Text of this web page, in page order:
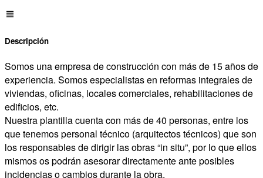
Descripción
Somos una empresa de construcción con más de 15 años de
experiencia. Somos especialistas en reformas integrales de
viviendas, oficinas, locales comerciales, rehabilitaciones de
edificios, etc.
Nuestra plantilla cuenta con más de 40 personas, entre los
que tenemos personal técnico (arquitectos técnicos) que son
los responsables de dirigir las obras “in situ”, por lo que ellos
mismos os podrán asesorar directamente ante posibles
incidencias o cambios durante la obra.